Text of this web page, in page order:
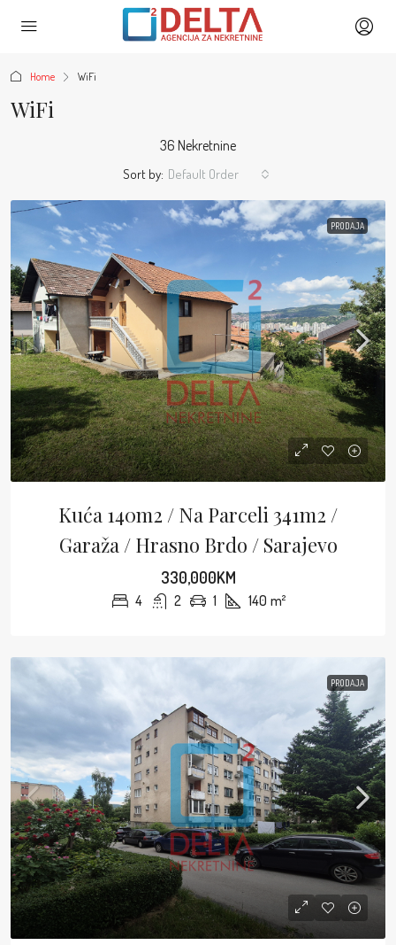
Home WiFi
WiFi
36 Nekretnine
Sort by: Default Order
PRODAJA
Kuća 140m2 / Na Parceli 341m2 /
Garaža / Hrasno Brdo / Sarajevo
330,000KM
4 2 1 140 m²
PRODAJA